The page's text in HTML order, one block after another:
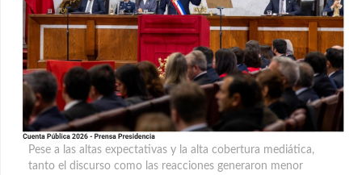
Pese a las altas expectativas y la alta cobertura mediática,
tanto el discurso como las reacciones generaron menor